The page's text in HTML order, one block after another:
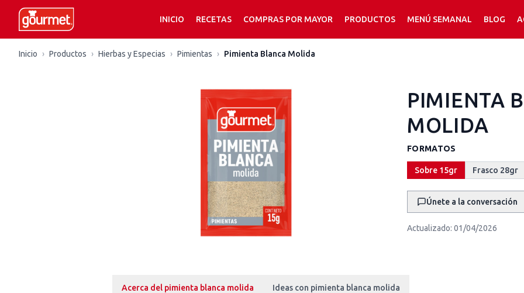
INICIO RECETAS COMPRAS POR MAYOR PRODUCTOS MENÚ SEMANAL BLOG
Inicio › Productos › Hierbas y Especias › Pimientas › Pimienta Blanca Molida
PIMIENTA
MOLIDA
FORMATOS
Sobre 15gr Frasco 28gr
Únete a la conversación
Actualizado: 01/04/2026
Acerca del pimienta blanca molida Ideas con pimienta blanca molida